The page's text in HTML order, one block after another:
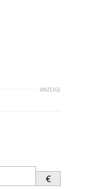
ANZEIGE
€